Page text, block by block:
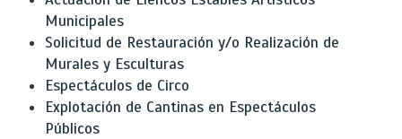
Municipales
Solicitud de Restauración y/o Realización de
Murales y Esculturas
Espectáculos de Circo
Explotación de Cantinas en Espectáculos
Públicos